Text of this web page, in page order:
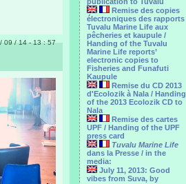
Remise des copies
électroniques des rapports
Tuvalu Marine Life aux
pêcheries et kaupule /
Handing of the Tuvalu
Marine Life reports’
electronic copies to
Fisheries and Funafuti
Kaupule
Remise du CD 2013
d'Ecolozik à Nala / Handing
of the 2013 Ecolozik CD to
Nala
Remise des cartes
UPF / Handing of the UPF
press card
Tuvalu Marine Life
dans la Presse / in the
media:
July 11, 2013: Good
vibes from Suva, by
09 / 14 - 13 : 57